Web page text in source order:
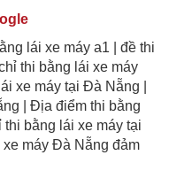
lái xe máy a1 | đề thi
thi bằng lái xe máy
xe máy tại Đà Nẵng |
| Địa điểm thi bằng
bằng lái xe máy tại
máy Đà Nẵng đảm